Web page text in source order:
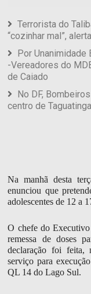
Terrorista do
“cozinhar mal”,
Por Unanimidade
-Vereadores do
de Caiado
No DF,
centro de Taguatinga
Na manhã desta
enunciou que
adolescentes de 12 a
O chefe do Executivo
remessa de doses
declaração foi feita,
serviço para
QL 14 do Lago Sul.